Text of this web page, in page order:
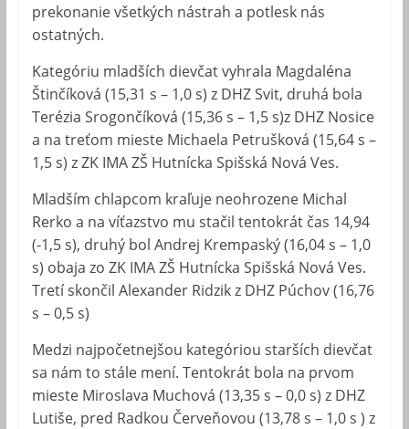
prekonanie všetkých nástrah a potlesk nás
ostatných.
Kategóriu mladších dievčat vyhrala Magdaléna
Štinčíková (15,31 s – 1,0 s) z DHZ Svit, druhá bola
Terézia Srogončíková (15,36 s – 1,5 s)z DHZ Nosice
a na treťom mieste Michaela Petrušková (15,64 s –
1,5 s) z ZK IMA ZŠ Hutnícka Spišská Nová Ves.
Mladším chlapcom kraľuje neohrozene Michal
Rerko a na víťazstvo mu stačil tentokrát čas 14,94
(-1,5 s), druhý bol Andrej Krempaský (16,04 s – 1,0
s) obaja zo ZK IMA ZŠ Hutnícka Spišská Nová Ves.
Tretí skončil Alexander Ridzik z DHZ Púchov (16,76
s – 0,5 s)
Medzi najpočetnejšou kategóriou starších dievčat
sa nám to stále mení. Tentokrát bola na prvom
mieste Miroslava Muchová (13,35 s – 0,0 s) z DHZ
Lutiše, pred Radkou Červeňovou (13,78 s – 1,0 s ) z